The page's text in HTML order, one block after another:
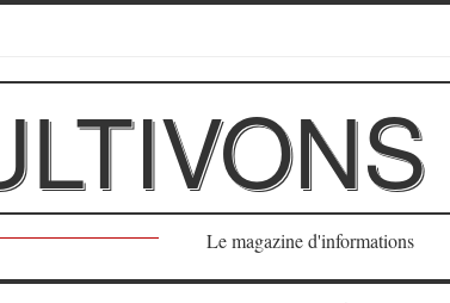
Le magazine d'informations